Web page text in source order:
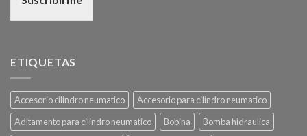
ETIQUETAS
Accesorio cilindro neumatico
Accesorio para cilindro neumatico
Aditamento para cilindro neumatico
Bobina
Bomba hidraulica